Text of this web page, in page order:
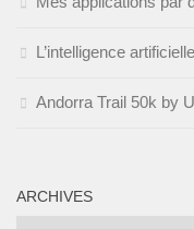
L’intelligence
Andorra Trail 50k by
ARCHIVES